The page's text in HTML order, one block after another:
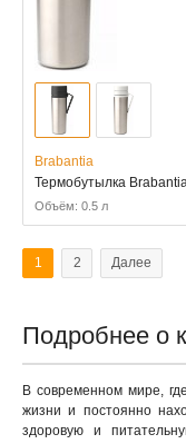
Brabantia
Термобутылка
Объём: 0.5 л
1 2 Далее
Подробнее о
В современном мире,
жизни и постоянно
здоровую и